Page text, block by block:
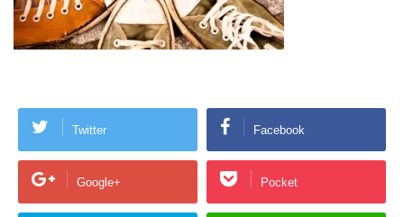
Twitter Facebook
Google+ Pocket